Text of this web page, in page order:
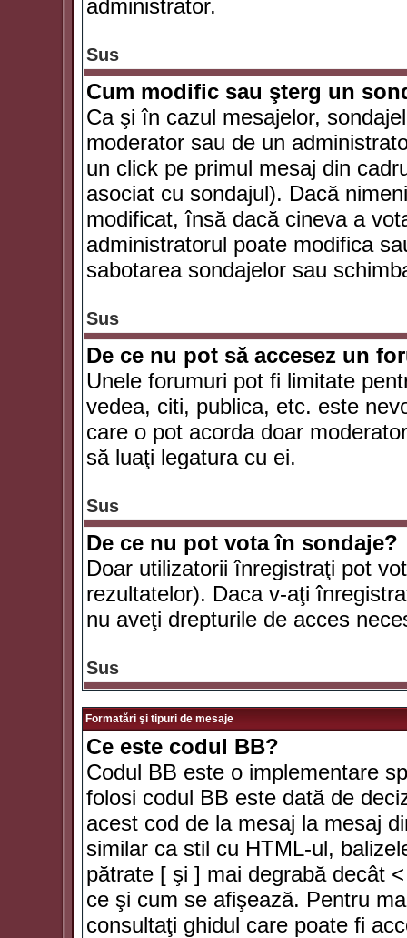
administrator.
Sus
Cum modific sau şterg un
Ca şi în cazul mesajelor,
moderator sau de un
un click pe primul mesaj din
asociat cu sondajul). Dacă
modificat, însă dacă cineva a
administratorul poate modifica
sabotarea sondajelor sau
Sus
De ce nu pot să accesez un
Unele forumuri pot fi limitate
vedea, citi, publica, etc. este
care o pot acorda doar
să luaţi legatura cu ei.
Sus
De ce nu pot vota în sondaje?
Doar utilizatorii înregistraţi pot
rezultatelor). Daca v-aţi
nu aveţi drepturile de acces
Sus
Formatări şi tipuri de mesaje
Ce este codul BB?
Codul BB este o implementare
folosi codul BB este dată de
acest cod de la mesaj la mesaj
similar ca stil cu HTML-ul,
pătrate [ şi ] mai degrabă decât
ce şi cum se afişează. Pentru
consultaţi ghidul care poate fi